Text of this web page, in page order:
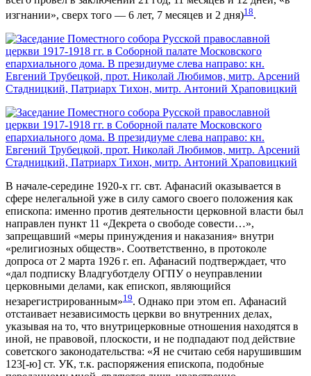
изгнании», сверх того — 6 лет, 7 месяцев и 2 дня)18.
В начале-середине 1920-х гг. свт. Афанасий оказывается в
сфере нелегальной уже в силу самого своего положения как
епископа: именно против деятельности церковной власти был
направлен пункт 11 «Декрета о свободе совести…»,
запрещавший «меры принуждения и наказания» внутри
«религиозных обществ». Соответственно, в протоколе
допроса от 2 марта 1926 г. еп. Афанасий подтверждает, что
«дал подписку Владгуботделу ОГПУ о неуправлении
церковными делами, как епископ, являющийся
незарегистрированным»19. Однако при этом еп. Афанасий
отстаивает независимость церкви во внутренних делах,
указывая на то, что внутрицерковные отношения находятся в
иной, не правовой, плоскости, и не подпадают под действие
советского законодательства: «Я не считаю себя нарушившим
123[-ю] ст. УК, т.к. распоряжения епископа, подобные